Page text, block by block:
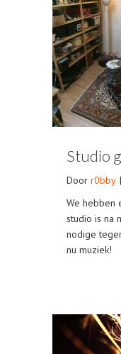
Studio
Door r0bby |
We hebben
studio is na
nodige
nu muziek!